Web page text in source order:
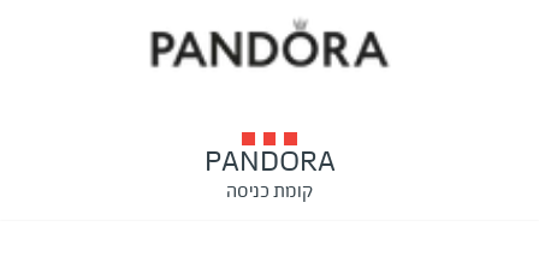
PANDORA
קומת כניסה